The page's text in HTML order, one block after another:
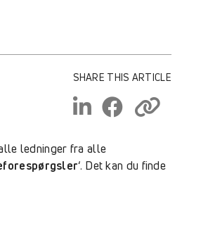
SHARE THIS ARTICLE
ledninger fra alle
‘. Det kan du finde